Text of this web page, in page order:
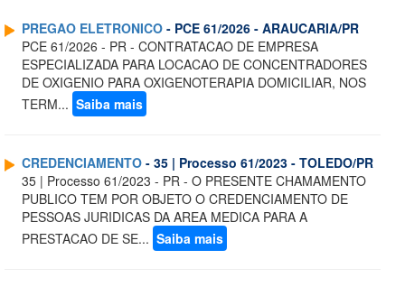
PREGAO ELETRONICO - PCE 61/2026 - ARAUCARIA/PR
PCE 61/2026 - PR - CONTRATACAO DE EMPRESA
ESPECIALIZADA PARA LOCACAO DE CONCENTRADORES
DE OXIGENIO PARA OXIGENOTERAPIA DOMICILIAR, NOS
TERM... Saiba mais
CREDENCIAMENTO - 35 | Processo 61/2023 - TOLEDO/PR
35 | Processo 61/2023 - PR - O PRESENTE CHAMAMENTO
PUBLICO TEM POR OBJETO O CREDENCIAMENTO DE
PESSOAS JURIDICAS DA AREA MEDICA PARA A
PRESTACAO DE SE... Saiba mais